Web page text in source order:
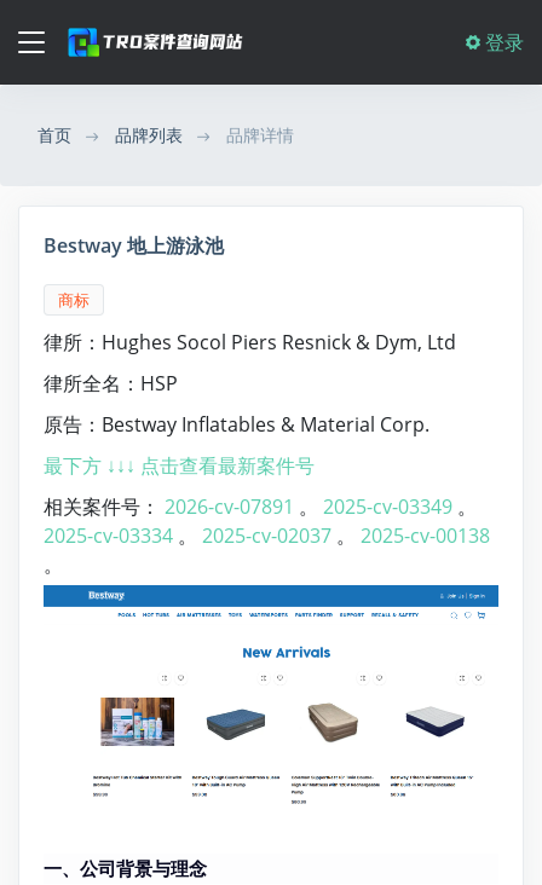
登录
首页 品牌列表 品牌详情
Bestway 地上游泳池
商标
律所：Hughes Socol Piers Resnick & Dym, Ltd
律所全名：HSP
原告：Bestway Inflatables & Material Corp.
最下方 ↓↓↓ 点击查看最新案件号
相关案件号： 2026-cv-07891 。 2025-cv-03349 。
2025-cv-03334 。 2025-cv-02037 。
2025-cv-00138
。
一、公司背景与理念